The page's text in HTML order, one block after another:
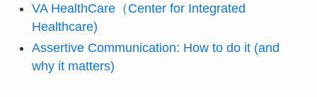
VA HealthCare（Center for Integrated
Healthcare)
Assertive Communication: How to do it (and
why it matters)